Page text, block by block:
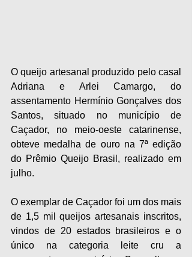
O queijo artesanal produzido pelo casal
Adriana e Arlei Camargo, do
assentamento Hermínio Gonçalves dos
Santos, situado no município de
Caçador, no meio-oeste catarinense,
obteve medalha de ouro na 7ª edição
do Prêmio Queijo Brasil, realizado em
julho.
O exemplar de Caçador foi um dos mais
de 1,5 mil queijos artesanais inscritos,
vindos de 20 estados brasileiros e o
único na categoria leite cru a